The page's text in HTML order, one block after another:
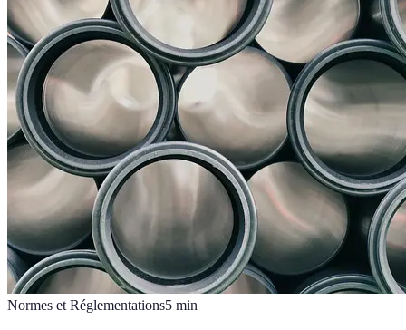
Normes et Réglementations5 min